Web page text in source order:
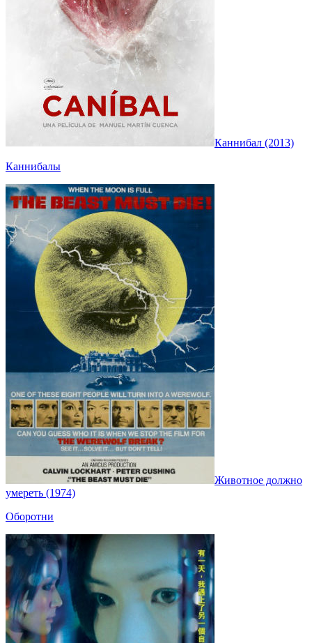
Каннибал (2013)
Каннибалы
Животное должно
умереть (1974)
Оборотни